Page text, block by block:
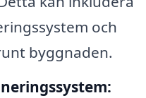
och
byggnaden.